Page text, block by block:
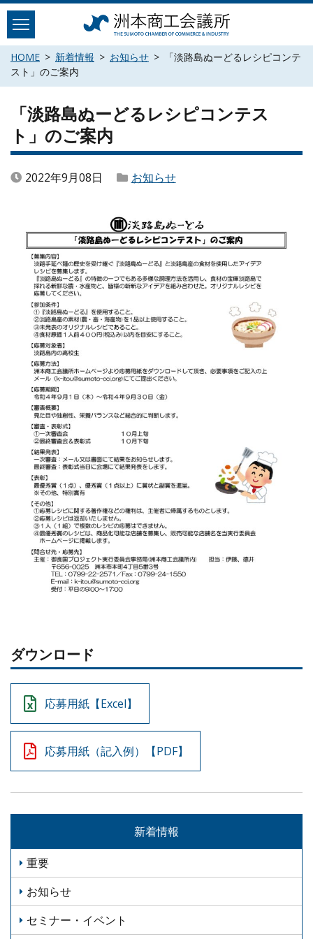
Skip
content
HOME 新着情報 お知らせ
「淡路島ぬーどるレシピコンテ
スト」のご案内
「淡路島ぬーどるレシピコンテス
ト」のご案内
2022年9月08日 お知らせ
ダウンロード
応募用紙【Excel】
応募用紙（記入例）【PDF】
新着情報
重要
お知らせ
セミナー・イベント